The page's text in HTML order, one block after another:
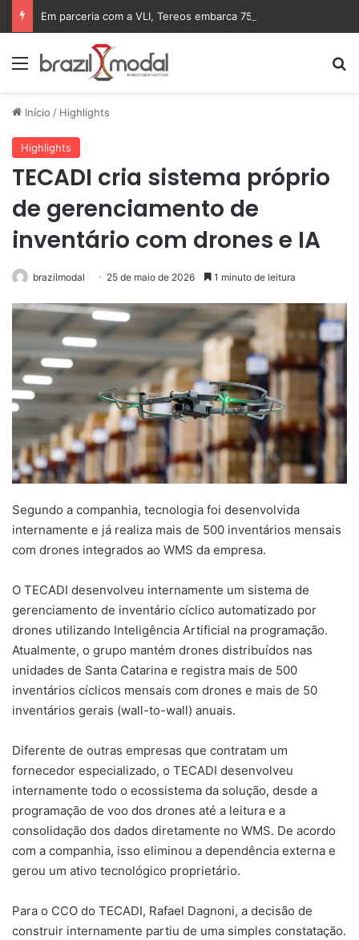
Menu
Início / Highlights
Highlights
TECADI cria sistema próprio
de gerenciamento de
inventário com drones e IA
brazilmodal 25 de maio de 2026 1 minuto de leitura
Segundo a companhia, tecnologia foi desenvolvida
internamente e já realiza mais de 500 inventários mensais
com drones integrados ao WMS da empresa.
O TECADI desenvolveu internamente um sistema de
gerenciamento de inventário cíclico automatizado por
drones utilizando Inteligência Artificial na programação.
Atualmente, o grupo mantém drones distribuídos nas
unidades de Santa Catarina e registra mais de 500
inventários cíclicos mensais com drones e mais de 50
inventários gerais (wall-to-wall) anuais.
Diferente de outras empresas que contratam um
fornecedor especializado, o TECADI desenvolveu
internamente todo o ecossistema da solução, desde a
programação de voo dos drones até a leitura e a
consolidação dos dados diretamente no WMS. De acordo
com a companhia, isso eliminou a dependência externa e
gerou um ativo tecnológico proprietário.
Para o CCO do TECADI, Rafael Dagnoni, a decisão de
construir internamente partiu de uma simples constatação.